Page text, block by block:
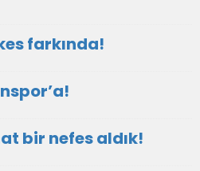
farkında!
bir nefes aldık!